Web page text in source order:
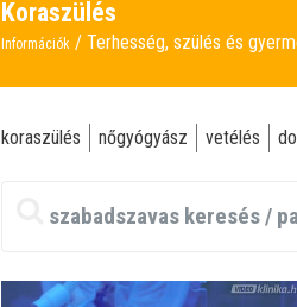
Koraszülés
Információk Terhesség, szülés és
koraszülés nőgyógyász vetélés